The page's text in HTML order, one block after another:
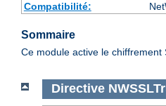
Compatibilité:
Sommaire
Ce module active le
Directive